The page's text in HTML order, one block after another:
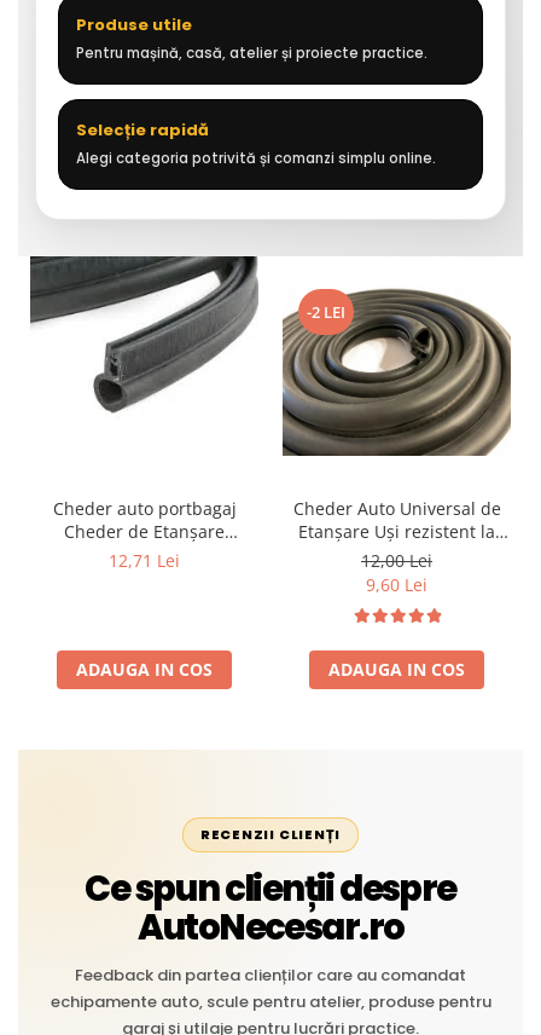
Produse utile
Pentru mașină, casă, atelier și proiecte practice.
Selecție rapidă
Alegi categoria potrivită și comanzi simplu online.
Cheder auto portbagaj
Cheder de Etanșare
Profesional din Cauciuc -
Liniar
12,71 Lei
ADAUGA IN COS
-2 LEI
Cheder Auto Universal de
Etanșare Uși rezistent la
intemperii, raze UV,
îmbătrânire și temperaturi
extreme
12,00 Lei
9,60 Lei
ADAUGA IN COS
RECENZII CLIENȚI
Ce spun clienții despre
AutoNecesar.ro
Feedback din partea clienților care au comandat
echipamente auto, scule pentru atelier, produse pentru
garaj și utilaje pentru lucrări practice.